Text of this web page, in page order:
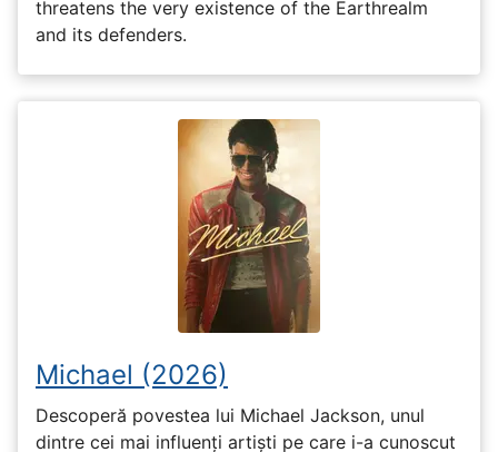
threatens the very existence of the Earthrealm
and its defenders.
Michael (2026)
Descoperă povestea lui Michael Jackson, unul
dintre cei mai influenți artiști pe care i-a cunoscut